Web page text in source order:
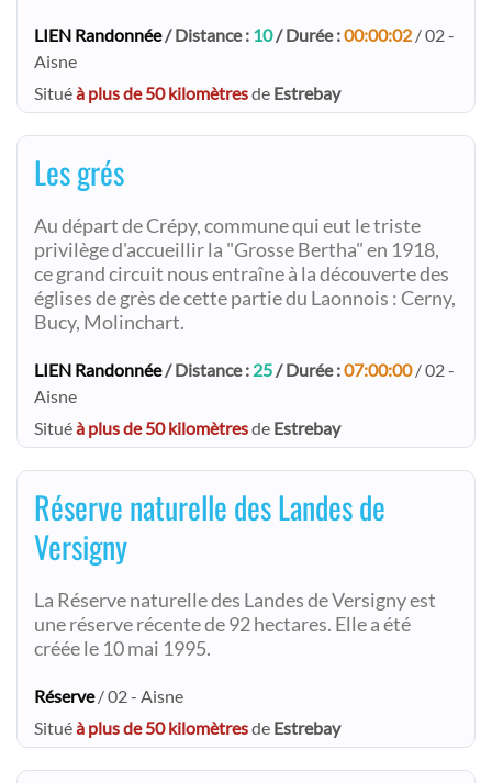
LIEN Randonnée/ Distance : 10/ Durée :00:00:02 / 02 -
Aisne
Situéà plus de 50 kilomètresde Estrebay
Les grés
Au départ de Crépy, commune qui eut le triste
privilège d'accueillir la "Grosse Bertha" en 1918,
ce grand circuit nous entraîne à la découverte des
églises de grès de cette partie du Laonnois : Cerny,
Bucy, Molinchart.
LIEN Randonnée/ Distance : 25/ Durée :07:00:00/ 02 -
Aisne
Situéà plus de 50 kilomètresde Estrebay
Réserve naturelle des Landes de
Versigny
La Réserve naturelle des Landes de Versigny est
une réserve récente de 92 hectares. Elle a été
créée le 10 mai 1995.
Réserve/ 02 - Aisne
Situéà plus de 50 kilomètresde Estrebay